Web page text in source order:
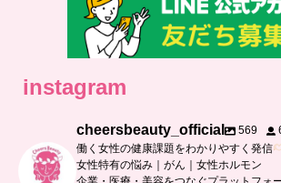
instagram
cheersbeauty_official 569
働く女性の健康課題をわかりやすく発信
女性特有の悩み｜がん｜女性ホルモン